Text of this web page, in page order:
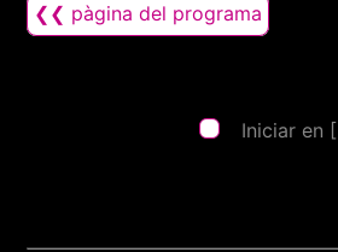
❮❮ pàgina del programa
Iniciar en [